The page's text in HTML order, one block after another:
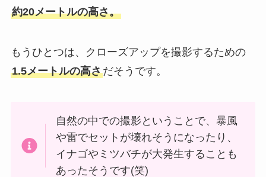
約20メートルの高さ。
もうひとつは、クローズアップを撮影するための
1.5メートルの高さだそうです。
自然の中での撮影ということで、暴風
や雷でセットが壊れそうになったり、
イナゴやミツバチが大発生することも
あったそうです(笑)